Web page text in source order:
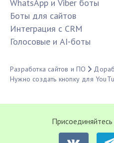
WhatsApp и Viber боты
Боты для сайтов
Интеграция с CRM
Голосовые и AI-боты
Разработка сайтов и ПО
Нужно создать кнопку для